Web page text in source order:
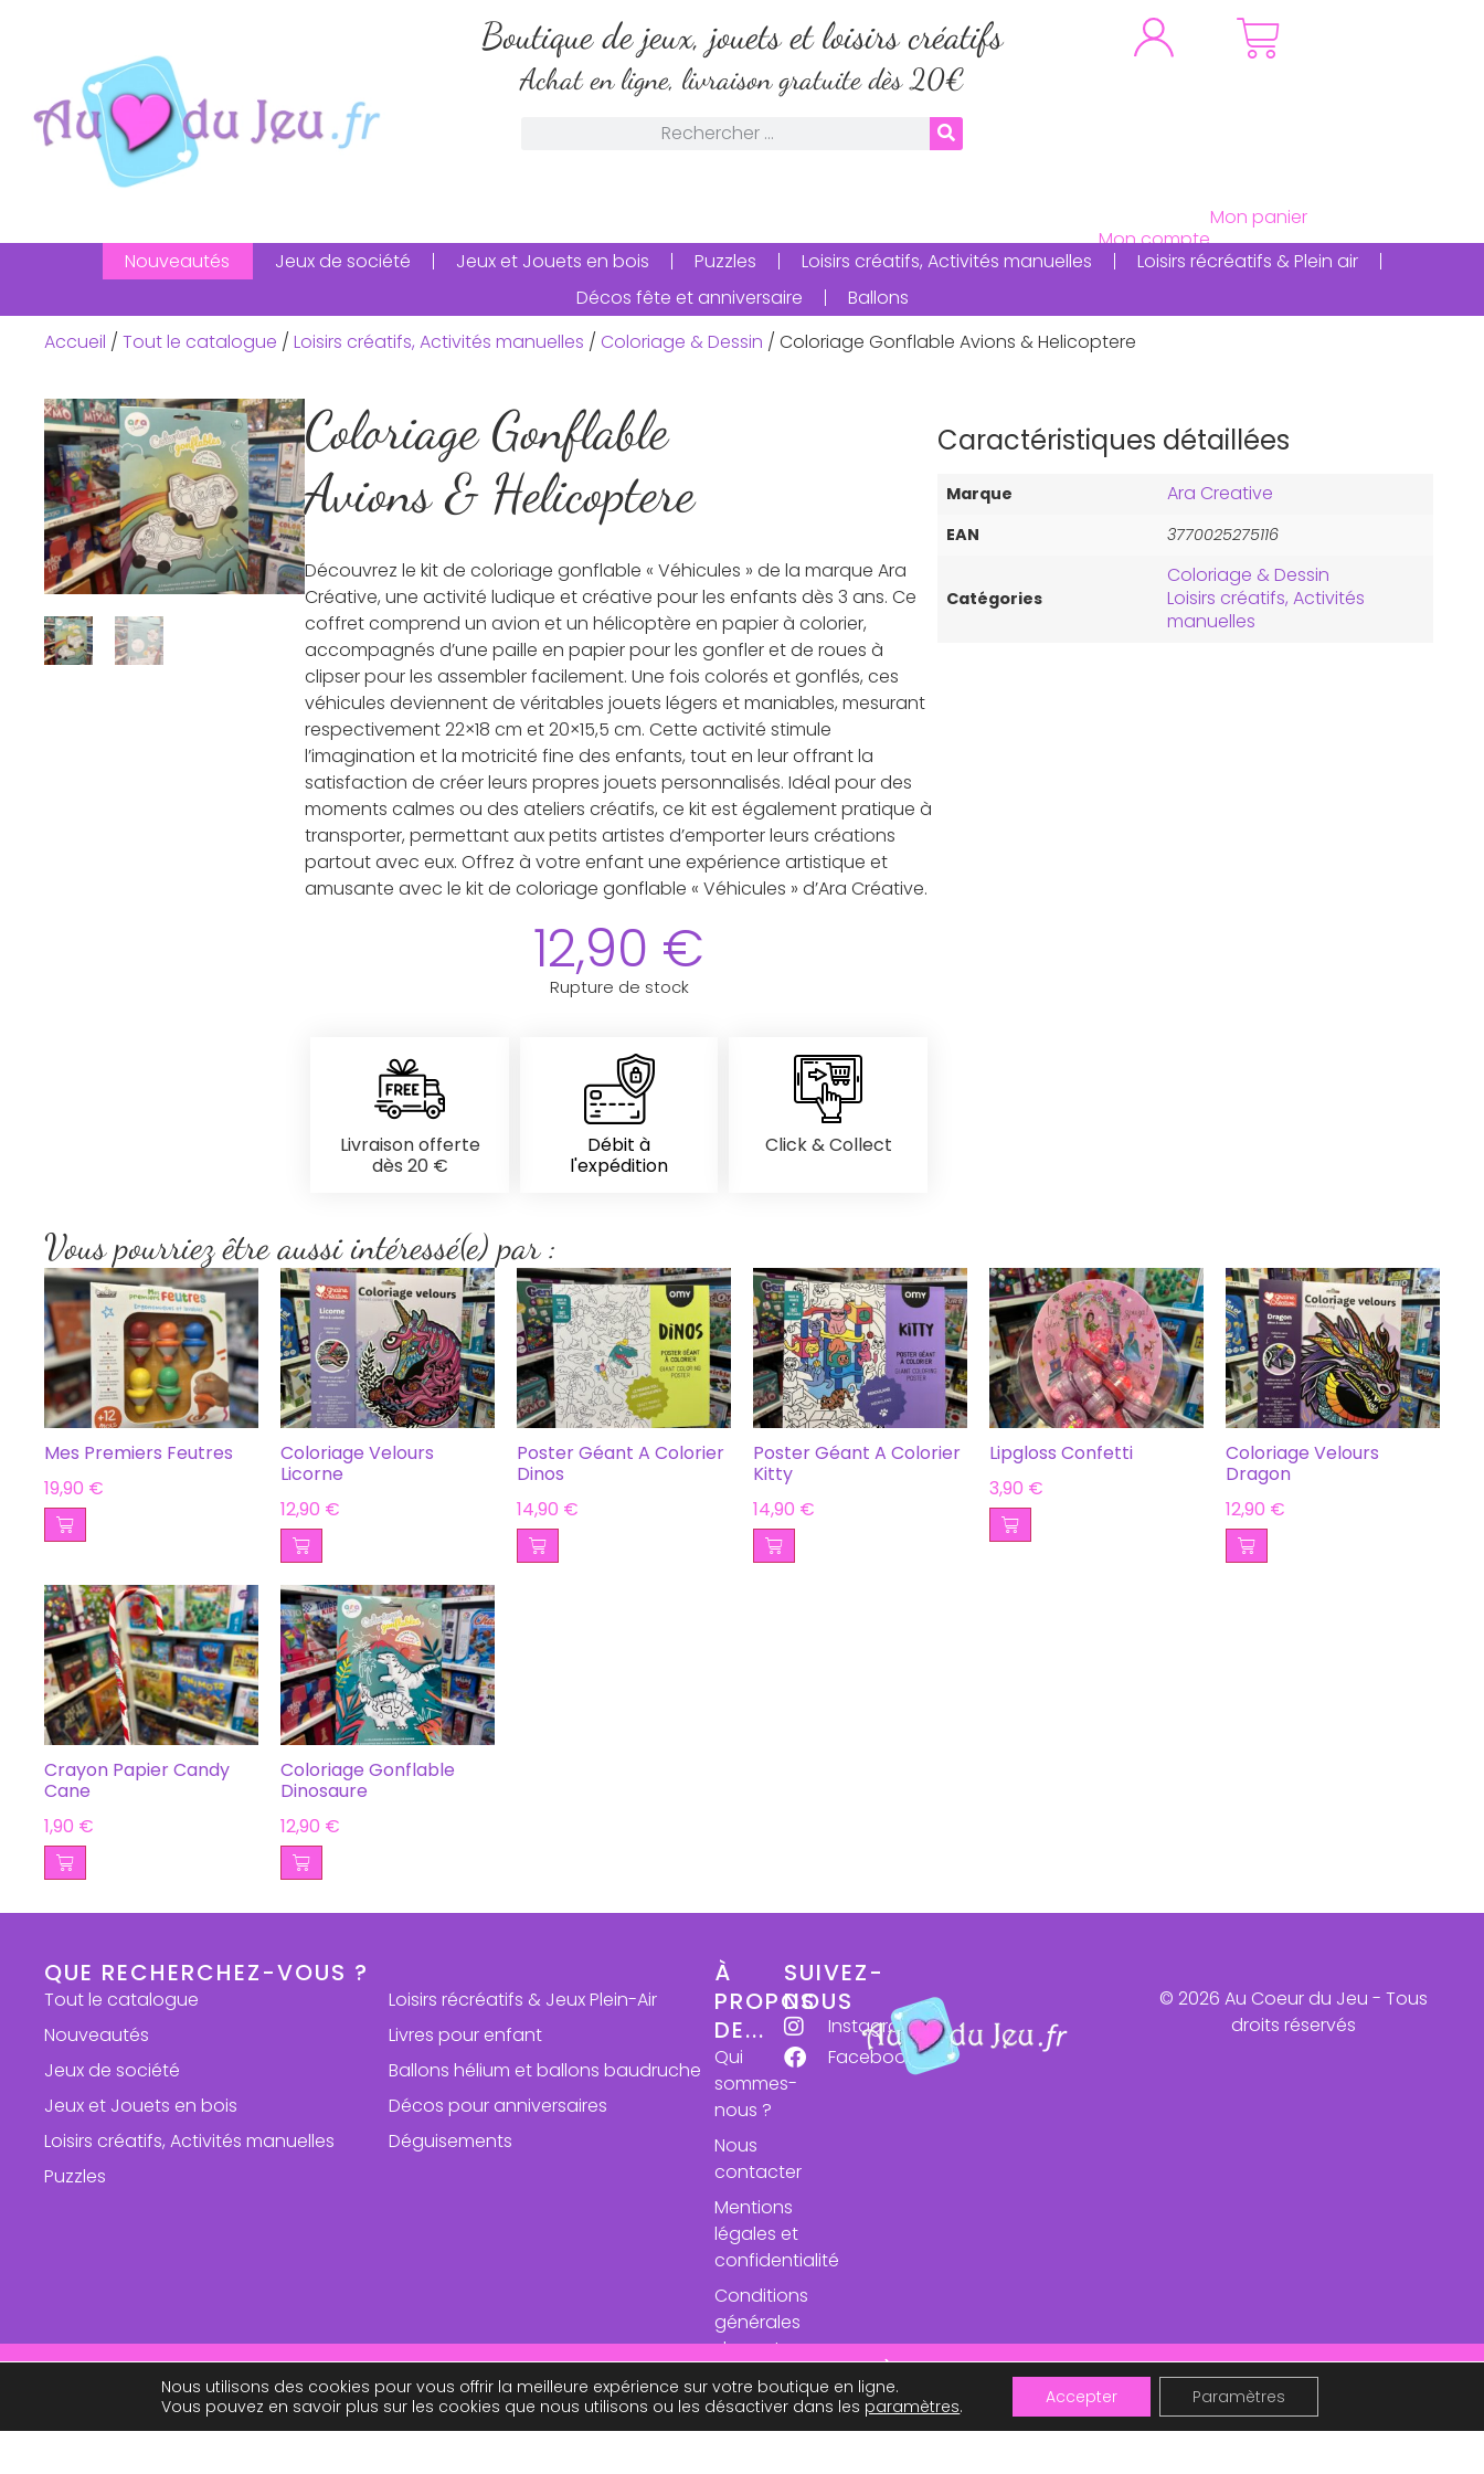
Boutique de jeux, jouets et loisirs créatifs
Achat en ligne, livraison gratuite dès 20€
Nouveautés Jeux de société Jeux et Jouets en bois Puzzles Loisirs créatifs, Activités manuelles
Loisirs récréatifs & Plein air
Décos fête et anniversaire
Ballons
Accueil /Tout le catalogue /Loisirs créatifs, Activités manuelles / Coloriage & Dessin / Coloriage Gonflable Avions & Helicoptere
Coloriage Gonflable
Avions & Helicoptere
Découvrez le kit de coloriage gonflable « Véhicules » de la marque Ara
Créative, une activité ludique et créative pour les enfants dès 3 ans. Ce
coffret comprend un avion et un hélicoptère en papier à colorier,
accompagnés d’une paille en papier pour les gonfler et de roues à
clipser pour les assembler facilement. Une fois colorés et gonflés, ces
véhicules deviennent de véritables jouets légers et maniables, mesurant
respectivement 22×18 cm et 20×15,5 cm. Cette activité stimule
l’imagination et la motricité fine des enfants, tout en leur offrant la
satisfaction de créer leurs propres jouets personnalisés. Idéal pour des
moments calmes ou des ateliers créatifs, ce kit est également pratique à
transporter, permettant aux petits artistes d’emporter leurs créations
partout avec eux. Offrez à votre enfant une expérience artistique et
amusante avec le kit de coloriage gonflable « Véhicules » d’Ara Créative.
12,90 €
Rupture de stock
Livraison offerte
dès 20 €
Débit à
l'expédition
Click & Collect
Caractéristiques détaillées
Marque Ara Creative
EAN 3770025275116
Catégories
Coloriage & Dessin
Loisirs créatifs, Activités
manuelles
Vous pourriez être aussi intéressé(e) par :
Mes Premiers Feutres
19,90 €
Coloriage Velours
Licorne
12,90 €
Poster Géant A Colorier
Dinos
14,90 €
Poster Géant A Colorier
Kitty
14,90 €
Lipgloss Confetti
3,90 €
Coloriage Velours
Dragon
12,90 €
Crayon Papier Candy
Cane
1,90 €
Coloriage Gonflable
Dinosaure
12,90 €
QUE RECHERCHEZ-VOUS ?
Tout le catalogue
Nouveautés
Jeux de société
Jeux et Jouets en bois
Loisirs créatifs, Activités manuelles
Puzzles
Loisirs récréatifs & Jeux Plein-Air
Livres pour enfant
Ballons hélium et ballons baudruche
Décos pour anniversaires
Déguisements
À
PROPOS
DE...
Qui
sommes-
nous ?
Nous
contacter
Mentions
légales et
confidentialité
Conditions
générales
de vente
SUIVEZ-
NOUS
Instagram
Facebook
© 2026 Au Coeur du Jeu - Tous
droits réservés
Reprise des expéditions le 24 aout. À très bientôt !
Nous utilisons des cookies pour vous offrir la meilleure expérience sur votre boutique en ligne.
Vous pouvez en savoir plus sur les cookies que nous utilisons ou les désactiver dans les paramètres. Accepter Paramètres